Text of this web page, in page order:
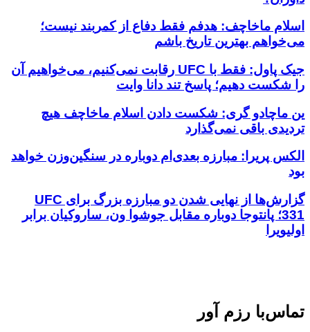
اسلام ماخاچف: هدفم فقط دفاع از کمربند نیست؛
می‌خواهم بهترین تاریخ باشم
جیک پاول: فقط با UFC رقابت نمی‌کنیم، می‌خواهیم آن
را شکست دهیم؛ پاسخ تند دانا وایت
ین ماچادو گری: شکست دادن اسلام ماخاچف هیچ
تردیدی باقی نمی‌گذارد
الکس پریرا: مبارزه بعدی‌ام دوباره در سنگین‌وزن خواهد
بود
گزارش‌ها از نهایی شدن دو مبارزه بزرگ برای UFC
331؛ پانتوجا دوباره مقابل جوشوا ون، ساروکیان برابر
اولیویرا
تماس‌با رزم آور